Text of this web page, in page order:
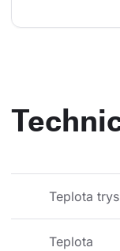
Teplota
Teplota